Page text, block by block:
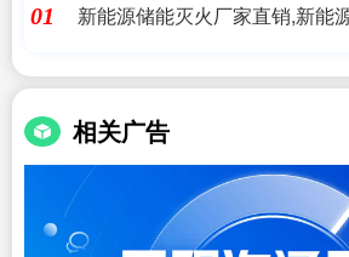
01
新能源储能灭火厂家直销,新能
度爱,艾薇特
相关广告